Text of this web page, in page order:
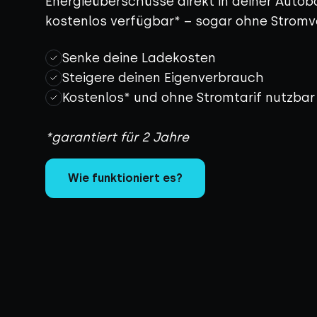
kostenlos verfügbar* – sogar ohne
Senke deine Ladekosten
Steigere deinen Eigenverbrauch
Kostenlos* und ohne Stromtarif nutzbar
*garantiert für 2 Jahre
Wie funktioniert es?